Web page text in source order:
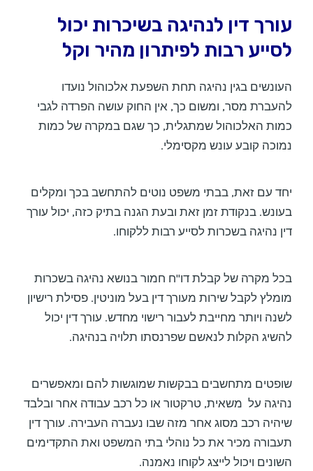
עורך דין לנהיגה בשיכרות יכול
לסייע רבות לפיתרון מהיר וקל
העונשים בגין נהיגה תחת השפעת אלכוהול נועדו
להעברת מסר, ומשום כך, אין החוק עושה הפרדה לגבי
כמות האלכוהול שמתגלית, כך שגם במקרה של כמות
נמוכה קובע עונש מקסימלי.
יחד עם זאת, בבתי משפט נוטים להתחשב בכך ומקלים
בעונש. בנקודת זמן זאת ובעת הגנה בתיק כזה, יכול עורך
דין נהיגה בשכרות לסייע רבות ללקוחו.
בכל מקרה של קבלת דו"ח חמור בנושא נהיגה בשכרות
מומלץ לקבל שירות מעורך דין בעל מוניטין. פסילת רישיון
לשנה ויותר מחייבת לעבור רישוי מחדש. עורך דין יכול
להשיג הקלות לנאשם שפרנסתו תלויה בנהיגה.
שופטים מתחשבים בבקשות שמוגשות להם ומאפשרים
נהיגה על משאית, טרקטור או כל רכב עבודה אחר ובלבד
שיהיה רכב מסוג אחר מזה שבו נעברה העבירה. עורך דין
תעבורה מכיר את כל נוהלי בתי המשפט ואת התקדימים
השונים ויכול לייצג לקוחו נאמנה.